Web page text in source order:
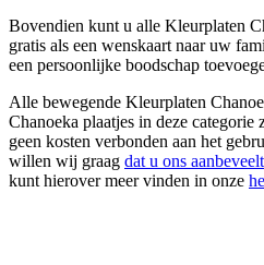
Bovendien kunt u alle Kleurplaten
gratis als een wenskaart naar uw
een persoonlijke boodschap
Alle bewegende Kleurplaten
Chanoeka plaatjes in deze
geen kosten verbonden aan het
willen wij graag dat u ons aanbeveelt
kunt hierover meer vinden in onze